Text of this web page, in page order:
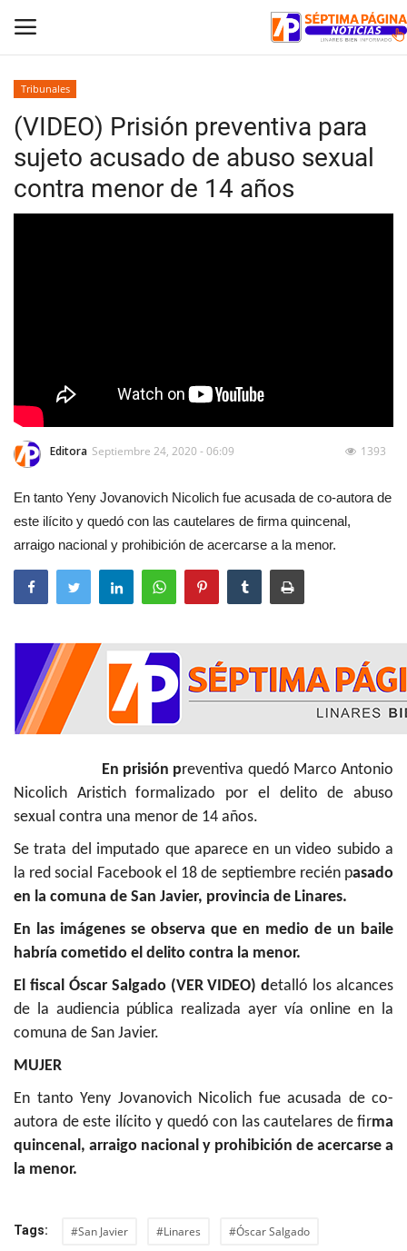
Inicio
Crónica
Policial
Espectáculos
Tribunales
(VIDEO) Prisión preventiva para
sujeto acusado de abuso sexual
contra menor de 14 años
Editora Septiembre 24, 2020 - 06:09 1393
En tanto Yeny Jovanovich Nicolich fue acusada de co-autora de
este ilícito y quedó con las cautelares de firma quincenal,
arraigo nacional y prohibición de acercarse a la menor.
En prisión preventiva quedó Marco Antonio
Nicolich Aristich formalizado por el delito de abuso
sexual contra una menor de 14 años.
Se trata del imputado que aparece en un video subido a
la red social Facebook el 18 de septiembre recién pasado
en la comuna de San Javier, provincia de Linares.
En las imágenes se observa que en medio de un baile
habría cometido el delito contra la menor.
El fiscal Óscar Salgado (VER VIDEO) detalló los alcances
de la audiencia pública realizada ayer vía online en la
comuna de San Javier.
MUJER
En tanto Yeny Jovanovich Nicolich fue acusada de co-
autora de este ilícito y quedó con las cautelares de firma
quincenal, arraigo nacional y prohibición de acercarse a
la menor.
Tags: #San Javier #Linares #Óscar Salgado